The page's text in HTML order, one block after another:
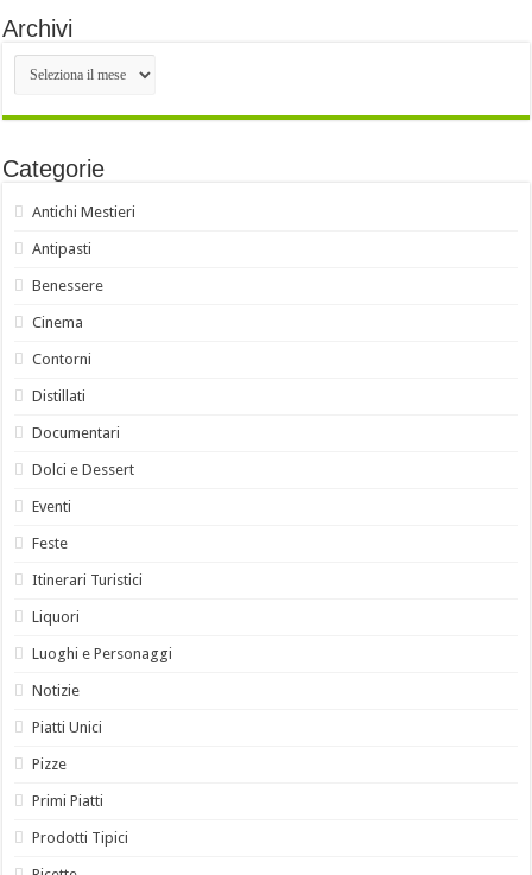
Archivi
Archivi
Categorie
Antichi Mestieri
Antipasti
Benessere
Cinema
Contorni
Distillati
Documentari
Dolci e Dessert
Eventi
Feste
Itinerari Turistici
Liquori
Luoghi e Personaggi
Notizie
Piatti Unici
Pizze
Primi Piatti
Prodotti Tipici